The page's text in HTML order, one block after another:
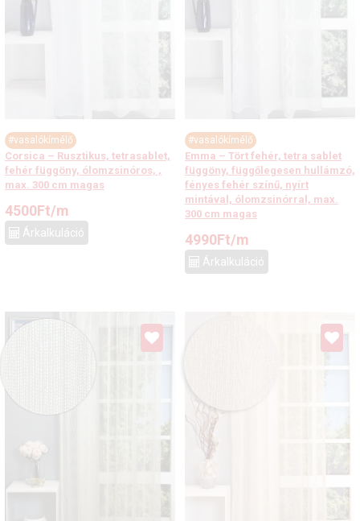
#vasalókímélő
Corsica – Rusztikus, tetrasablet,
fehér függöny, ólomzsinóros, ,
max. 300 cm magas
4500Ft/m
Árkalkuláció
#vasalókímélő
Emma – Tört fehér, tetra sablet
függöny, függőlegesen hullámzó,
fényes fehér színű, nyírt
mintával, ólomzsinórral, max.
300 cm magas
4990Ft/m
Árkalkuláció